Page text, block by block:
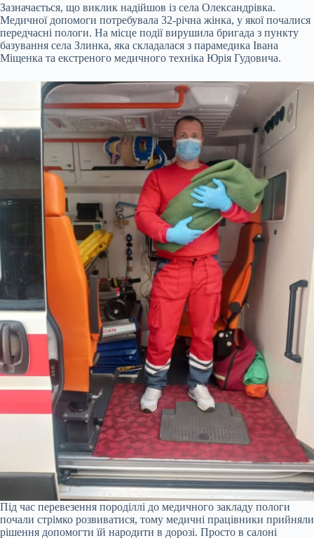
Зазначається, що виклик надійшов із села Олександрівка.
Медичної допомоги потребувала 32-річна жінка, у якої почалися
передчасні пологи. На місце події вирушила бригада з пункту
базування села Злинка, яка складалася з парамедика Івана
Міщенка та екстреного медичного техніка Юрія Гудовича.
Під час перевезення породіллі до медичного закладу пологи
почали стрімко розвиватися, тому медичні працівники прийняли
рішення допомогти їй народити в дорозі. Просто в салоні